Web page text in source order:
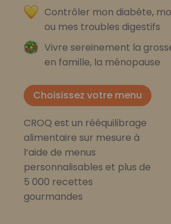
Contrôler mon diabète,
ou mes troubles digestifs
Vivre sereinement la
en famille, la ménopause
Choisissez votre menu
CROQ est un rééquilibrage
alimentaire sur mesure à
l’aide de menus
personnalisables et plus de
5 000 recettes
gourmandes